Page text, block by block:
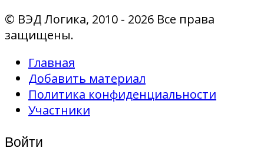
© ВЭД Логика, 2010 - 2026 Все права
защищены.
Главная
Добавить материал
Политика конфиденциальности
Участники
Войти